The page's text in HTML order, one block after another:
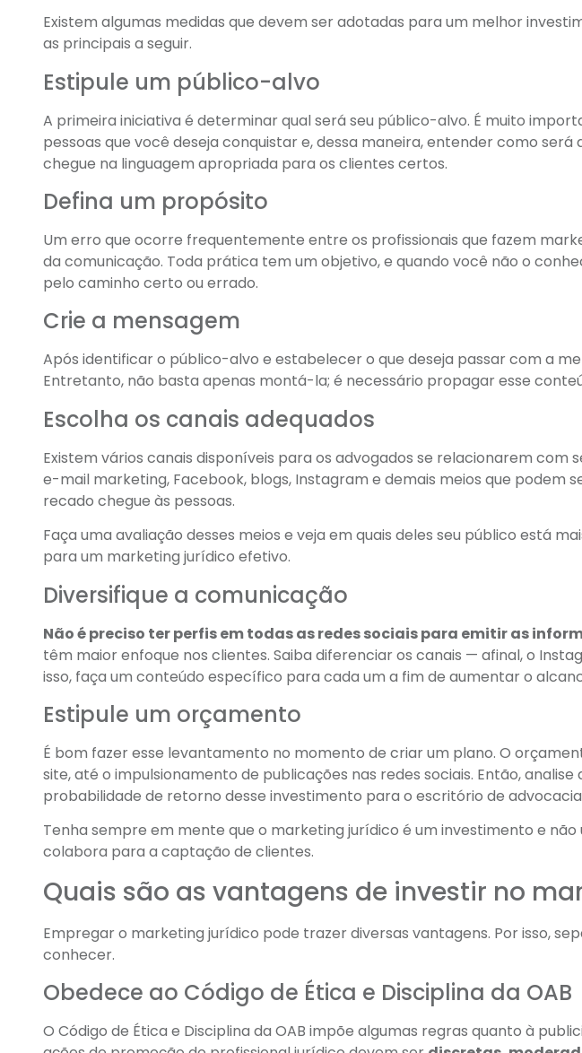
Existem algumas medidas que devem ser adotadas para um melhor
as principais a seguir.
Estipule um público-alvo
A primeira iniciativa é determinar qual será seu público-alvo. É muito
pessoas que você deseja conquistar e, dessa maneira, entender como
chegue na linguagem apropriada para os clientes certos.
Defina um propósito
Um erro que ocorre frequentemente entre os profissionais que fazem
da comunicação. Toda prática tem um objetivo, e quando você não o
pelo caminho certo ou errado.
Crie a mensagem
Após identificar o público-alvo e estabelecer o que deseja passar com a
Entretanto, não basta apenas montá-la; é necessário propagar esse
Escolha os canais adequados
Existem vários canais disponíveis para os advogados se relacionarem com
e-mail marketing, Facebook, blogs, Instagram e demais meios que podem
recado chegue às pessoas.
Faça uma avaliação desses meios e veja em quais deles seu público está
para um marketing jurídico efetivo.
Diversifique a comunicação
Não é preciso ter perfis em todas as redes sociais para emitir as
têm maior enfoque nos clientes. Saiba diferenciar os canais — afinal, o
isso, faça um conteúdo específico para cada um a fim de aumentar o
Estipule um orçamento
É bom fazer esse levantamento no momento de criar um plano. O
site, até o impulsionamento de publicações nas redes sociais. Então,
probabilidade de retorno desse investimento para o escritório de
Tenha sempre em mente que o marketing jurídico é um investimento e
colabora para a captação de clientes.
Quais são as vantagens de investir no
Empregar o marketing jurídico pode trazer diversas vantagens. Por isso,
conhecer.
Obedece ao Código de Ética e Disciplina da OAB
O Código de Ética e Disciplina da OAB impõe algumas regras quanto à